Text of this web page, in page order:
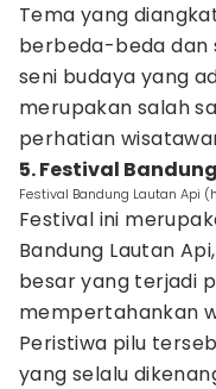
Tema yang
berbeda-beda dan
seni budaya yang
merupakan salah
perhatian
5. Festival
Festival Bandung Lautan Api
Festival ini
Bandung Lautan
besar yang terjadi
mempertahankan
Peristiwa pilu
yang selalu